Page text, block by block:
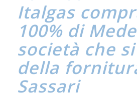
Italgas
100% di
società che
della
Sassari